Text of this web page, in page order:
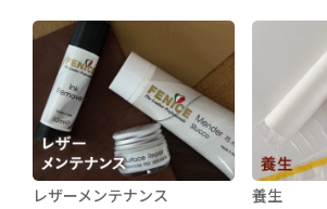
レザーメンテナンス 養生